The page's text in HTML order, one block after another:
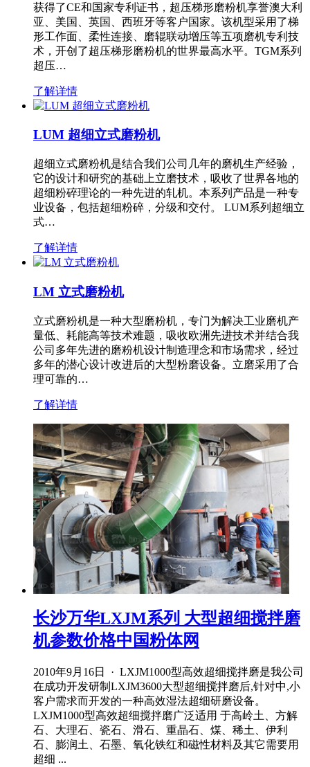
获得了CE和国家专利证书，超压梯形磨粉机享誉澳大利
亚、美国、英国、西班牙等客户国家。该机型采用了梯
形工作面、柔性连接、磨辊联动增压等五项磨机专利技
术，开创了超压梯形磨粉机的世界最高水平。TGM系列
超压…
了解详情
LUM 超细立式磨粉机
超细立式磨粉机是结合我们公司几年的磨机生产经验，
它的设计和研究的基础上立磨技术，吸收了世界各地的
超细粉碎理论的一种先进的轧机。本系列产品是一种专
业设备，包括超细粉碎，分级和交付。 LUM系列超细立
式…
了解详情
LM 立式磨粉机
立式磨粉机是一种大型磨粉机，专门为解决工业磨机产
量低、耗能高等技术难题，吸收欧洲先进技术并结合我
公司多年先进的磨粉机设计制造理念和市场需求，经过
多年的潜心设计改进后的大型粉磨设备。立磨采用了合
理可靠的…
了解详情
长沙万华LXJM系列 大型超细搅拌磨
机参数价格中国粉体网
2010年9月16日 · LXJM1000型高效超细搅拌磨是我公司
在成功开发研制LXJM3600大型超细搅拌磨后,针对中,小
客户需求而开发的一种高效湿法超细研磨设备。
LXJM1000型高效超细搅拌磨广泛适用 于高岭土、方解
石、大理石、瓷石、滑石、重晶石、煤、稀土、伊利
石、膨润土、石墨、氧化铁红和磁性材料及其它需要用
超细 ...